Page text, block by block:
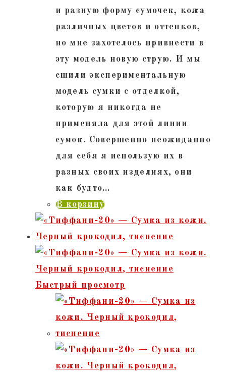
и разную форму сумочек, кожа
различных цветов и оттенков,
но мне захотелось привнести в
эту модель новую струю. И мы
сшили экспериментальную
модель сумки с отделкой,
которую я никогда не
применяла для этой линии
сумок. Совершенно неожиданно
для себя я использую их в
разных своих изделиях, они
как будто…
В корзину
Быстрый просмотр